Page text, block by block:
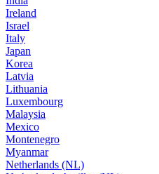
Ireland
Israel
Italy
Japan
Korea
Latvia
Lithuania
Luxembourg
Malaysia
Mexico
Montenegro
Myanmar
Netherlands (NL)